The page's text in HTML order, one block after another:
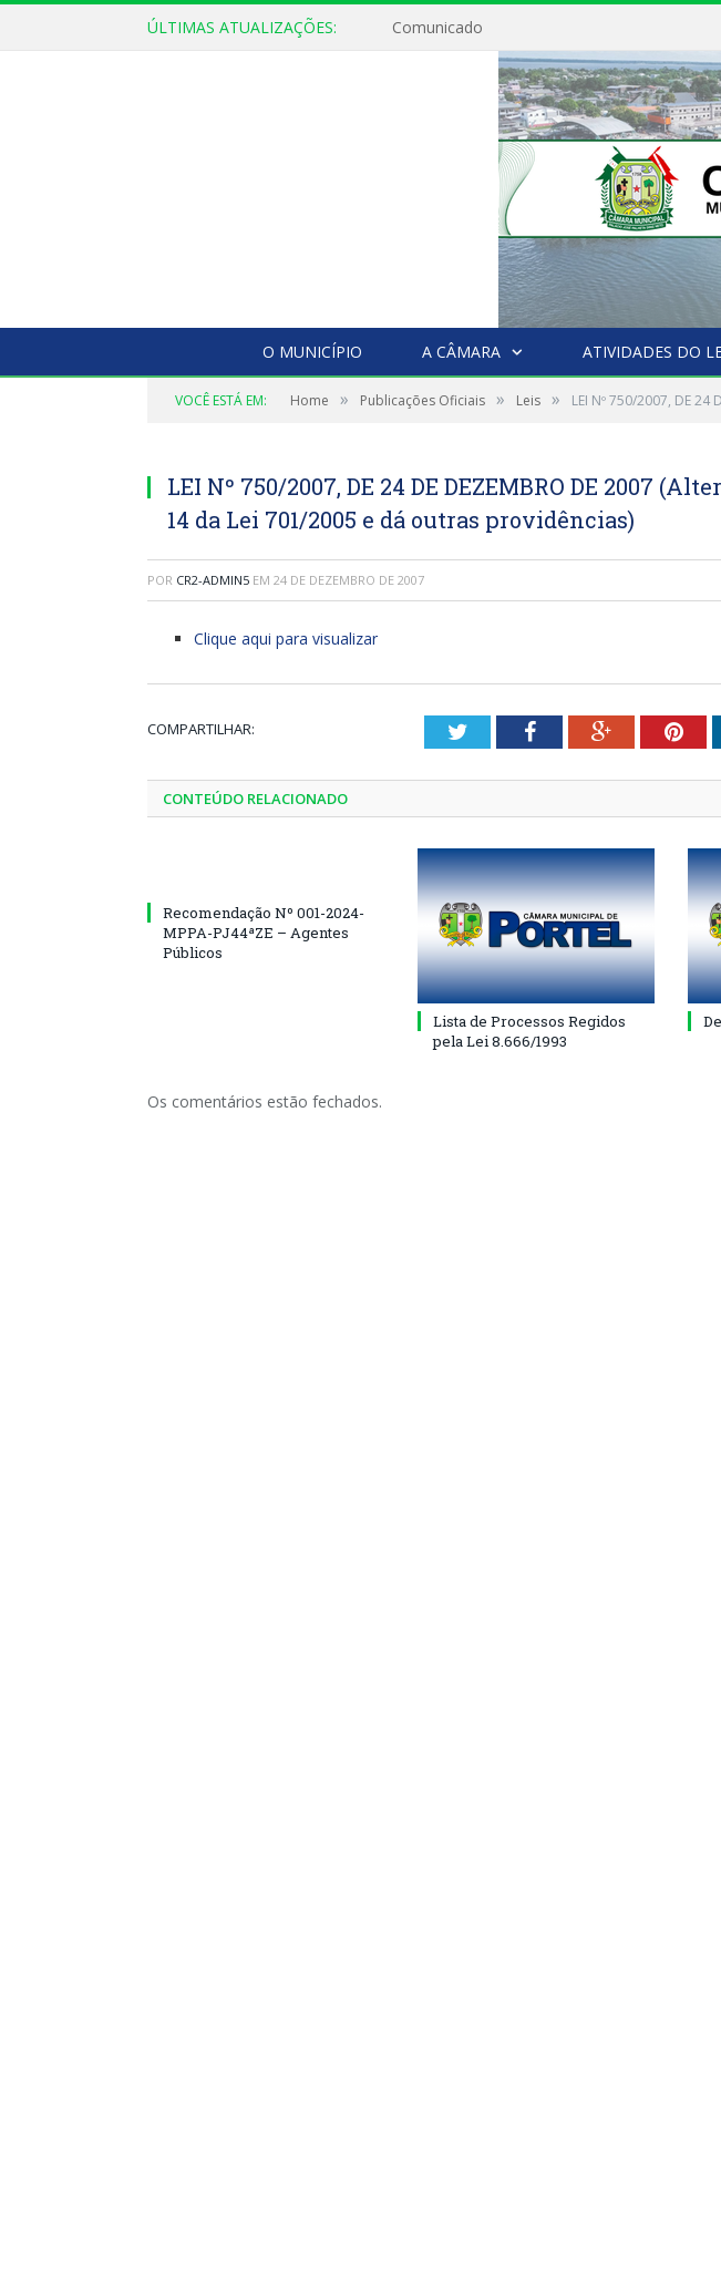
ÚLTIMAS ATUALIZAÇÕES: Comunicado
O MUNICÍPIO A CÂMARA ATIVIDADES DO
VOCÊ ESTÁ EM: Home » Publicações Oficiais » Leis » LEI Nº 750/2007, DE
LEI Nº 750/2007, DE 24 DE DEZEMBRO DE 2007
14 da Lei 701/2005 e dá outras providências)
POR CR2-ADMIN5 EM 24 DE DEZEMBRO DE 2007
Clique aqui para visualizar
COMPARTILHAR: TwitterFacebookGoogle+
CONTEÚDO RELACIONADO
Recomendação Nº 001-2024-
MPPA-PJ44ªZE – Agentes
Públicos
Lista de Processos Regidos
pela Lei 8.666/1993
Os comentários estão fechados.